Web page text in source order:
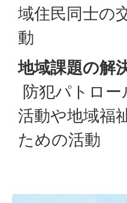
域住民同士の
動
地域課題の解
防犯パトロ
活動や地域福
ための活動